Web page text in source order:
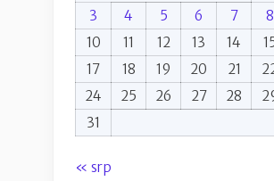
3
4 5 6 7 8
10
11 12 13 14
17
18 19 20 21
24
25 26 27 28
31
« srp